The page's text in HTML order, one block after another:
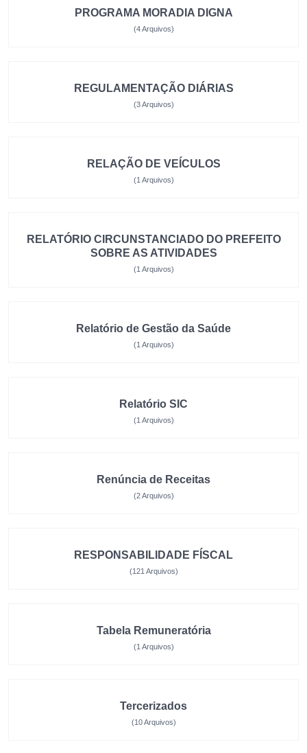
PROGRAMA MORADIA DIGNA
(4 Arquivos)
REGULAMENTAÇÃO DIÁRIAS
(3 Arquivos)
RELAÇÃO DE VEÍCULOS
(1 Arquivos)
RELATÓRIO CIRCUNSTANCIADO DO PREFEITO
SOBRE AS ATIVIDADES
(1 Arquivos)
Relatório de Gestão da Saúde
(1 Arquivos)
Relatório SIC
(1 Arquivos)
Renúncia de Receitas
(2 Arquivos)
RESPONSABILIDADE FÍSCAL
(121 Arquivos)
Tabela Remuneratória
(1 Arquivos)
Tercerizados
(10 Arquivos)